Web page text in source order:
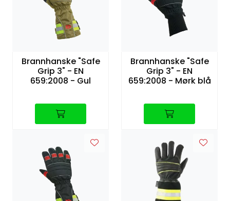
Brannhanske "Safe
Grip 3" - EN
659:2008 - Gul
Brannhanske "Safe
Grip 3" - EN
659:2008 - Mørk blå